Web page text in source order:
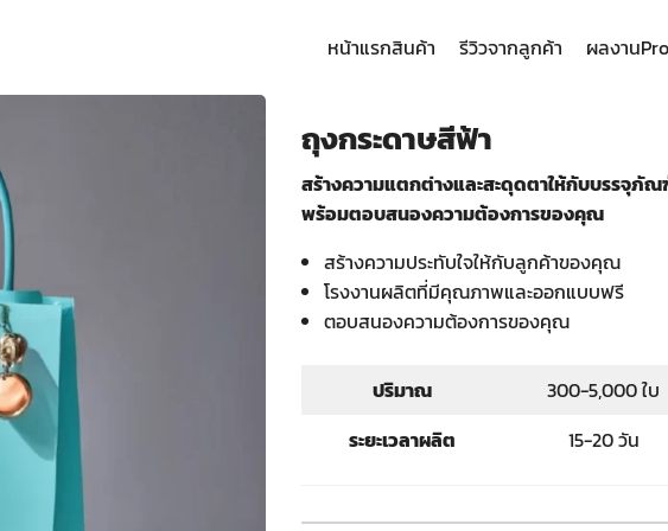
หน้าแรกสินค้า รีวิวจากลูกค้า ผลงาน
ถุงกระดาษสีฟ้า
สร้างความแตกต่างและสะดุดตาให้กับบรรจุภั
พร้อมตอบสนองความต้องการของคุณ
สร้างความประทับใจให้กับลูกค้าของคุณ
โรงงานผลิตที่มีคุณภาพและออกแบบฟรี
ตอบสนองความต้องการของคุณ
ปริมาณ 300-5,000 ใบ
ระยะเวลาผลิต
15-20 วัน